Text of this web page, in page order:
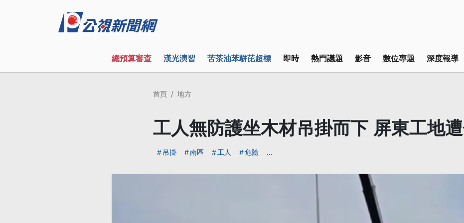
總預算審查 漢光演習 苦茶油苯駢芘超標 即時 熱門議題 影音 數位專題 深度報導
首頁 地方
工人無防護坐木材吊掛而下 屏東工地
吊掛 南區 工人 危險 ...